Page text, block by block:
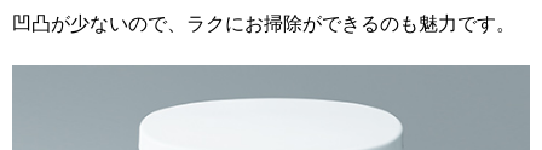
凹凸が少ないので、ラクにお掃除ができるのも魅力です。